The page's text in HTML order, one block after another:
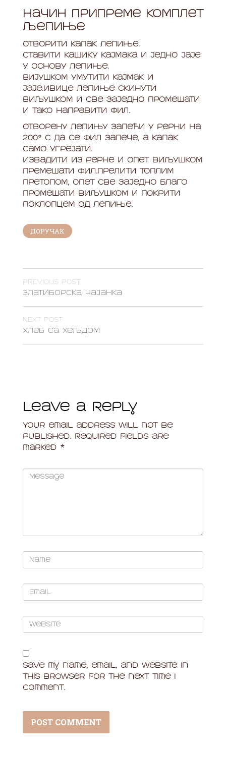
Начин припреме комплет
љепиње
Отворити капак лепиње.
Ставити кашику кајмака и једно јаје
у основу лепиње.
Вијушком умутити кајмак и
јаје.Ивице лепиње скинути
виљушком и све заједно промешати
и тако направити фил.
Отворену лепињу запећи у рерни на
200° C да се фил запече, а капак
само угрејати.
Извадити из рерне и опет виљушком
премешати фил.Прелити топлим
претопом, опет све заједно благо
промешати виљушком и покрити
поклопцем од лепиње.
ДОРУЧАК
PREVIOUS POST
Златиборска чајанка
NEXT POST
Хлеб са хељдом
Leave a Reply
Your email address will not be
published. Required fields are
marked *
Comment
Name
Email
Website
Save my name, email, and website in
this browser for the next time I
comment.